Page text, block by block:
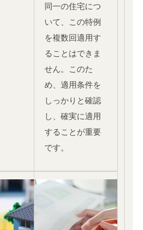
同一の住宅につ
いて、この特例
を複数回適用す
ることはできま
せん。このた
め、適用条件を
しっかりと確認
し、確実に適用
することが重要
です。